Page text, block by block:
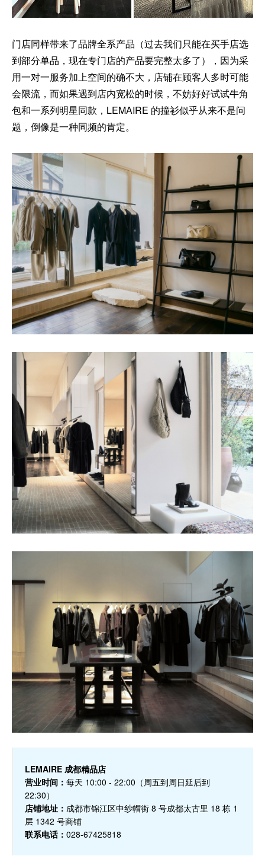
门店同样带来了品牌全系产品（过去我们只能在买手店选
到部分单品，现在专门店的产品要完整太多了），因为采
用一对一服务加上空间的确不大，店铺在顾客人多时可能
会限流，而如果遇到店内宽松的时候，不妨好好试试牛角
包和一系列明星同款，LEMAIRE 的撞衫似乎从来不是问
题，倒像是一种同频的肯定。
LEMAIRE 成都精品店
营业时间： 每天 10:00 - 22:00（周五到周日延后到
22:30）
店铺地址： 成都市锦江区中纱帽街 8 号成都太古里 18 栋 1
层 1342 号商铺
联系电话： 028-67425818